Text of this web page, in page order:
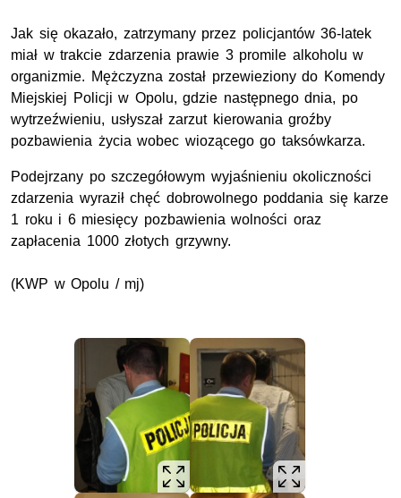
Jak się okazało, zatrzymany przez policjantów 36-latek
miał w trakcie zdarzenia prawie 3 promile alkoholu w
organizmie. Mężczyzna został przewieziony do Komendy
Miejskiej Policji w Opolu, gdzie następnego dnia, po
wytrzeźwieniu, usłyszał zarzut kierowania groźby
pozbawienia życia wobec wiozącego go taksówkarza.
Podejrzany po szczegółowym wyjaśnieniu okoliczności
zdarzenia wyraził chęć dobrowolnego poddania się karze
1 roku i 6 miesięcy pozbawienia wolności oraz
zapłacenia 1000 złotych grzywny.
(KWP w Opolu / mj)